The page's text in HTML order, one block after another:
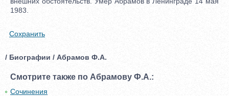
1983.
Сохранить
/ Биографии / Абрамов Ф.А.
Смотрите также по Абрамову Ф.А.:
Сочинения